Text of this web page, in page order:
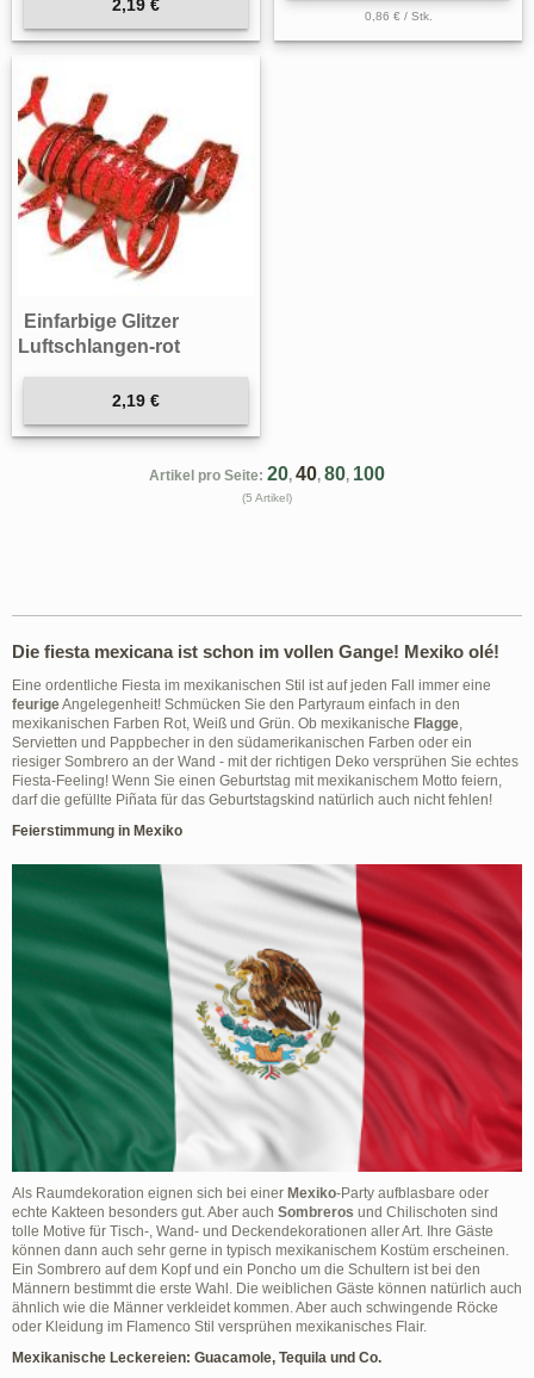
2,19 €
0,86 € / Stk.
Einfarbige Glitzer
Luftschlangen-rot
2,19 €
Artikel pro Seite: 20, 40, 80, 100
(5 Artikel)
Die fiesta mexicana ist schon im vollen Gange! Mexiko olé!
Eine ordentliche Fiesta im mexikanischen Stil ist auf jeden Fall immer eine
feurigeAngelegenheit! Schmücken Sie den Partyraum einfach in den
mexikanischen Farben Rot, Weiß und Grün. Ob mexikanische Flagge
Servietten und Pappbecher in den südamerikanischen Farben oder ein
riesiger Sombrero an der Wand - mit der richtigen Deko versprühen Sie echtes
Fiesta-Feeling! Wenn Sie einen Geburtstag mit mexikanischem Motto feiern,
darf die gefüllte Piñata für das Geburtstagskind natürlich auch nicht fehlen!
Feierstimmung in Mexiko
Als Raumdekoration eignen sich bei einer Mexiko-Party aufblasbare oder
echte Kakteen besonders gut. Aber auch Sombreros und Chilischoten sind
tolle Motive für Tisch-, Wand- und Deckendekorationen aller Art. Ihre Gäste
können dann auch sehr gerne in typisch mexikanischem Kostüm erscheinen.
Ein Sombrero auf dem Kopf und ein Poncho um die Schultern ist bei den
Männern bestimmt die erste Wahl. Die weiblichen Gäste können natürlich auch
ähnlich wie die Männer verkleidet kommen. Aber auch schwingende Röcke
oder Kleidung im Flamenco Stil versprühen mexikanisches Flair.
Mexikanische Leckereien: Guacamole, Tequila und Co.